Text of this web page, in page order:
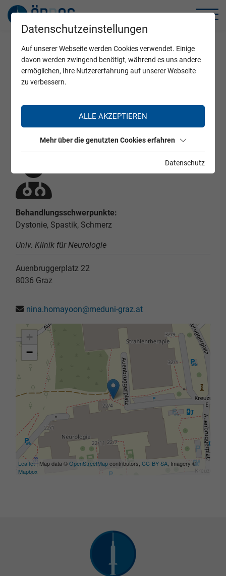
Home Zertifizierte Ärzte
Dr. Nina Homayoon
Behandlungsschwerpunkte:
Dystonie, Spastik, Schmerz
Univ. Klinik für Neurologie
Auenbruggerplatz 22
8036 Graz
nina.homayoon@meduni-graz.at
−
Leaflet | Map data ©OpenStreetMapcontributors,CC-BY-SA , Imagery ©
Mapbox
Datenschutzeinstellungen
Auf unserer Webseite werden Cookies verwendet. Einige
davon werden zwingend benötigt, während es uns andere
ermöglichen, Ihre Nutzererfahrung auf unserer Webseite
zu verbessern.
ALLE AKZEPTIEREN
Mehr über die genutzten Cookies erfahren
Datenschutz